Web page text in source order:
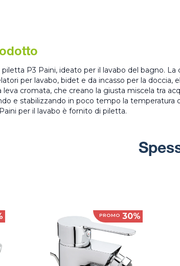
P3 Paini, ideato per il lavabo del bagno. La
per lavabo, bidet e da incasso per la doccia,
leva cromata, che creano la giusta miscela tra
e stabilizzando in poco tempo la temperatura
per il lavabo è fornito di piletta.
PROMO 30%